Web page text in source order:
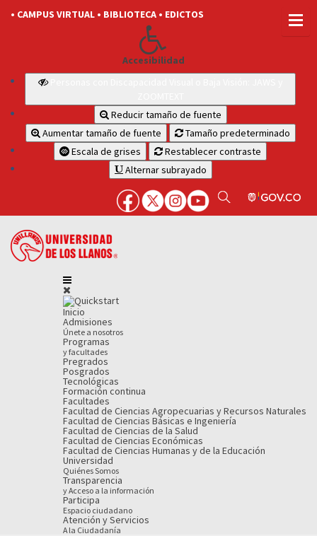
• CAMPUS VIRTUAL • BIBLIOTECA • EDICTOS
Accesibilidad
Reducir tamaño de fuente
Aumentar tamaño de fuente
Tamaño predeterminado
Escala de grises
Restablecer contraste
Alternar subrayado
Inicio
Admisiones
Únete a nosotros
Programas
y facultades
Pregrados
Posgrados
Tecnológicas
Formación continua
Facultades
Facultad de Ciencias Agropecuarias y Recursos Naturales
Facultad de Ciencias Básicas e Ingeniería
Facultad de Ciencias de la Salud
Facultad de Ciencias Económicas
Facultad de Ciencias Humanas y de la Educación
Universidad
Quiénes Somos
Transparencia
y Acceso a la información
Participa
Espacio ciudadano
Atención y Servicios
A la Ciudadanía